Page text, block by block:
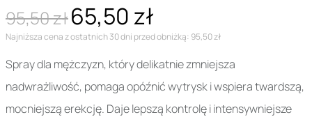
95,50 zł65,50 zł
Najniższa cena z ostatnich 30 dni przed obniżką: 95,50 zł
Spray dla mężczyzn, który delikatnie zmniejsza
nadwrażliwość, pomaga opóźnić wytrysk i wspiera twardszą,
mocniejszą erekcję. Daje lepszą kontrolę i intensywniejsze